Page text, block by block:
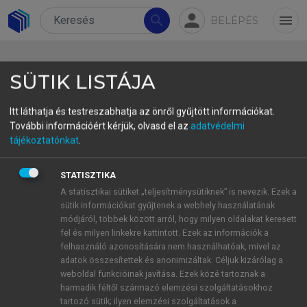
search person BELÉPÉS menu
A tények összessége és hiánya
Wittgenstein filozófiájában
The Totality and Absence of Facts in
Wittgenstein’s Philosophy
GyengeZoltán
az MTA doktora, egyetemi tanár, Szegedi
Tudományegyetem
gye@philo.u-szeged.hu
SÜTIK LISTÁJA
Itt láthatja és testreszabhatja az önről gyűjtött információkat.
További információért kérjük, olvasd el az adatvédelmi
tájékoztatónkat.
STATISZTIKA
A statisztikai sütiket „teljesítménysütiknek” is nevezik. Ezek a
sütik információkat gyűjtenek a webhely használatának
módjáról, többek között arról, hogy milyen oldalakat keresett
fel és milyen linkekre kattintott. Ezek az információk a
felhasználó azonosítására nem használhatóak, mivel az
adatok összesítettek és anonimizáltak. Céljuk kizárólag a
weboldal funkcióinak javítása. Ezek közé tartoznak a
harmadik féltől származó elemzési szolgáltatásokhoz
tartozó sütik; ilyen elemzési szolgáltatások a